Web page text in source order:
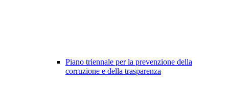
Piano triennale per la prevenzione della
corruzione e della trasparenza